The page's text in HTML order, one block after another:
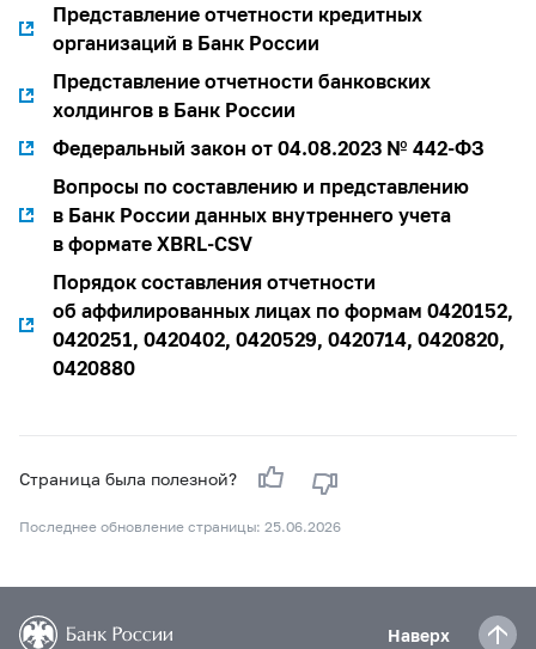
Представление отчетности кредитных
организаций в Банк России
Представление отчетности банковских
холдингов в Банк России
Федеральный закон от 04.08.2023 № 442-ФЗ
Вопросы по составлению и представлению
в Банк России данных внутреннего учета
в формате XBRL-CSV
Порядок составления отчетности
об аффилированных лицах по формам 0420152,
0420251, 0420402, 0420529, 0420714, 0420820,
0420880
Страница была полезной?
Последнее обновление страницы: 25.06.2026
Наверх